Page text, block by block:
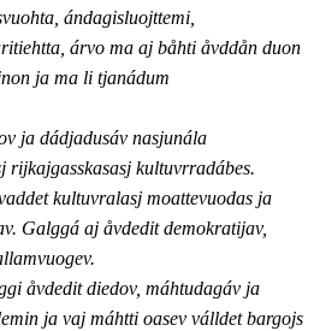
ándagisluojttemi,
árvo ma aj båhti åvddån duon
ja ma li tjanádum
ja dádjadusáv nasjunála
kultuvrradábes.
kultuvralasj moattevuodas ja
Galggá aj åvdedit demokratijav,
åvdedit diedov, máhtudagáv ja
ja vaj máhtti oasev válldet bargojs